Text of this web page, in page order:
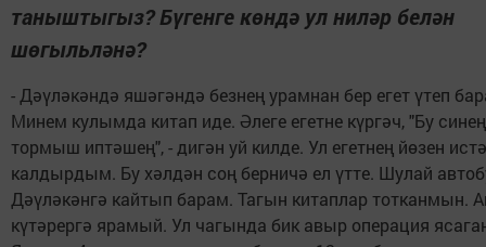
таныштыгыз? Бүгенге көндә ул ниләр белән
шөгыльләнә?
- Дәүләкәндә яшәгәндә безнең урамнан бер егет үтеп
Минем кулымда китап иде. Әлеге егетне күргәч, "Бу
тормыш иптәшең", - дигән уй килде. Ул егетнең йөзен истә
калдырдым. Бу хәлдән соң берничә ел үтте. Шулай
Дәүләкәнгә кайтып барам. Тагын китаплар тотканмын.
күтәрергә ярамый. Ул чагында бик авыр операция